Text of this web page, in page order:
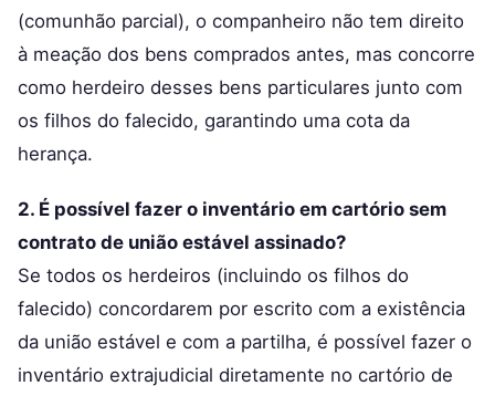
(comunhão parcial), o companheiro não tem direito
à meação dos bens comprados antes, mas concorre
como herdeiro desses bens particulares junto com
os filhos do falecido, garantindo uma cota da
herança.
2. É possível fazer o inventário em cartório sem
contrato de união estável assinado?
Se todos os herdeiros (incluindo os filhos do
falecido) concordarem por escrito com a existência
da união estável e com a partilha, é possível fazer o
inventário extrajudicial diretamente no cartório de